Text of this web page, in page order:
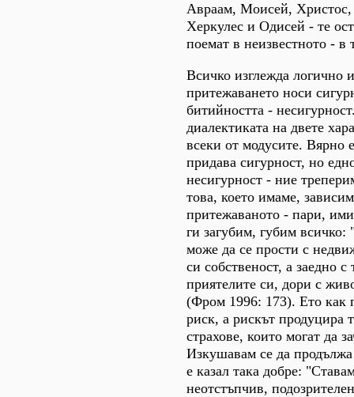
Авраам, Моисей, Христос,
Херкулес и Одисей - те
поемат в неизвестното - в
Всичко изглежда логично
притежаването носи
битийността -
диалектиката на двете
всеки от модусите. Вярно
придава сигурност, но
несигурност - ние
това, което имаме,
притежаваното - пари,
ги загубим, губим
може да се прости с
си собственост, а заедно
приятелите си, дори с
(Фром 1996: 173). Ето как
риск, а рискът продуцира
страхове, които могат да
Изкушавам се да
е казал така добре:
неотстъпчив,